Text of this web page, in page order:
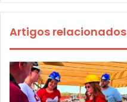
Artigos relacionados